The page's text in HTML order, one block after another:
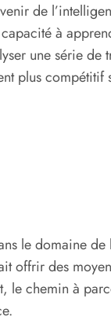
de
à
une série de
plus compétitif
le domaine
offrir des
chemin à